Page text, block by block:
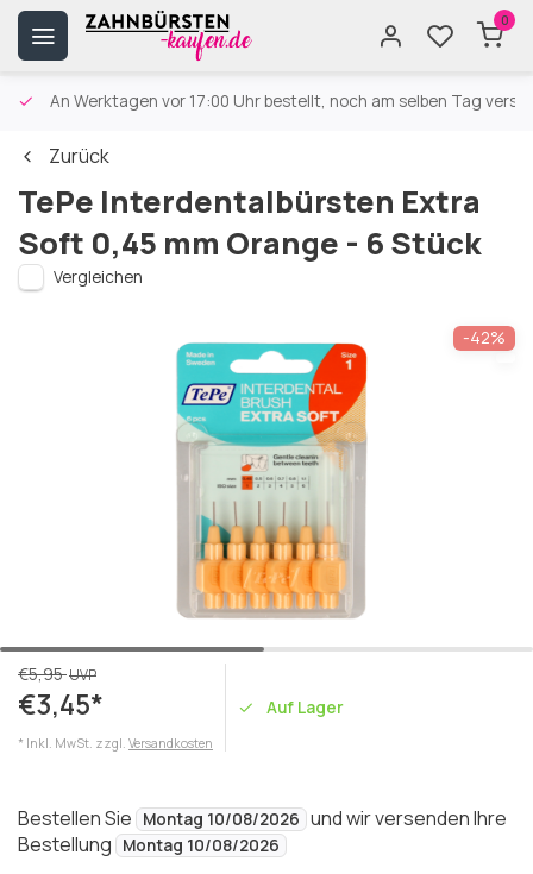
0
An Werktagen vor 17:00 Uhr bestellt, noch am selben Tag
Zurück
TePe Interdentalbürsten Extra
Soft 0,45 mm Orange - 6 Stück
Vergleichen
-42%
€5,95UVP
€3,45*
* Inkl. MwSt. zzgl. Versandkosten
Auf Lager
Bestellen Sie Montag 10/08/2026 und wir versenden Ihre
Bestellung
Montag 10/08/2026